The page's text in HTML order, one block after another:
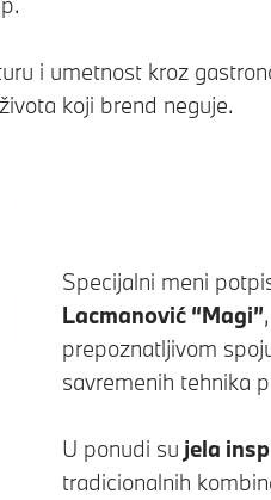
i umetnost kroz
koji brend neguje.
Specijalni meni
Lacmanović “Magi”
prepoznatljivom
savremenih tehnika
U ponudi su jela
tradicionalnih